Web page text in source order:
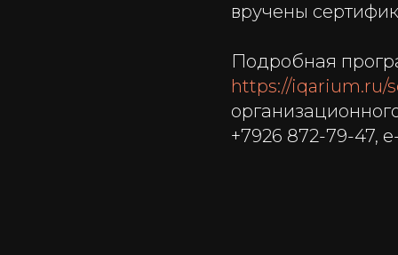
вручены
Подробная
https://iqarium.ru/
+7926 872-79-47,